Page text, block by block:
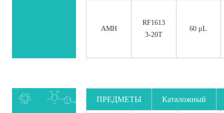
AMH
RF1613
3-20T
60 μL
ПРЕДМЕТЫ Каталожный